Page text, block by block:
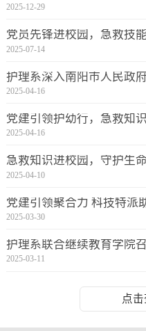
2025-12-29
2025-07-14
2025-04-16
2025-04-16
急救知识进校园，守护生
2025-04-10
2025-03-30
2025-03-11
点